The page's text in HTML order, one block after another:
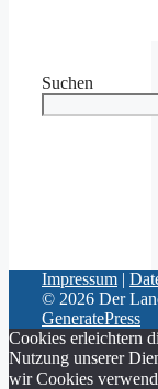
Suchen
Impressum |
© 2026 Der
GeneratePress
Cookies erleichtern
Nutzung unserer
wir Cookies